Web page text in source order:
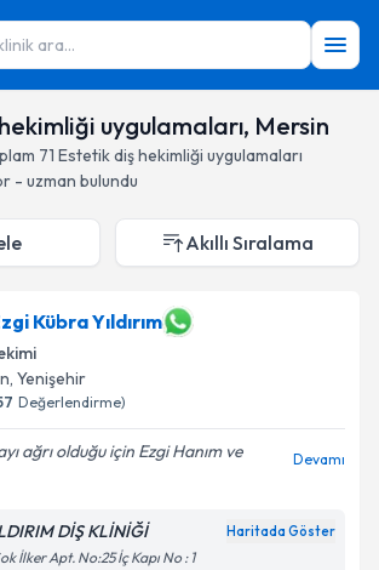
ara...
uygulamaları, Mersin
71 Estetik diş hekimliği uygulamaları
- uzman bulundu
Akıllı Sıralama
Kübra Yıldırım
, Yenişehir
Değerlendirme)
ağrı olduğu için Ezgi Hanım ve
Devamı
DİŞ KLİNİĞİ Haritada Göster
İlker Apt. No:25 İç Kapı No : 1